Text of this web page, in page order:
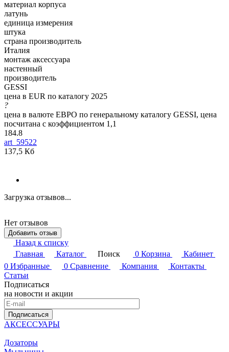
материал корпуса
латунь
единица измерения
штука
страна производитель
Италия
монтаж аксессуара
настенный
производитель
GESSI
цена в EUR по каталогу 2025
?
цена в валюте ЕВРО по генеральному каталогу GESSI, цена
посчитана с коэффициентом 1,1
184.8
art_59522
137,5 Кб
Загрузка отзывов...
Нет отзывов
Добавить отзыв
Назад к списку
Главная
Каталог Поиск 0 Корзина
Кабинет
0 Избранные 0 Сравнение Компания
Контакты
Статьи
Подписаться
на новости и акции
Подписаться
АКСЕССУАРЫ
Дозаторы